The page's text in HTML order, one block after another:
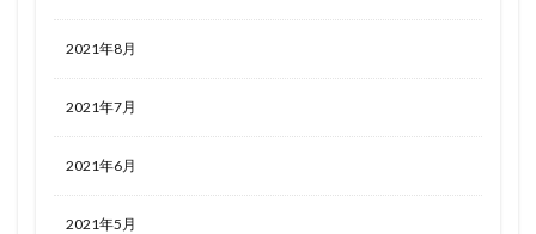
2021年8月
2021年7月
2021年6月
2021年5月